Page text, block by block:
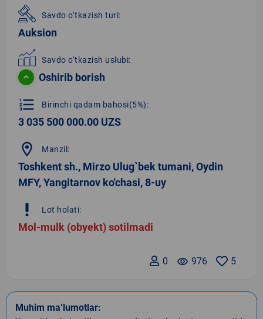
Savdo o‘tkazish turi:
Auksion
Savdo o‘tkazish uslubi:
Oshirib borish
format_list_numbered Birinchi qadam bahosi(5%):
3 035 500 000.00 UZS
location_on Manzil:
Toshkent sh., Mirzo Ulug`bek tumani, Oydin
MFY, Yangitarnov ko'chasi, 8-uy
priority_high Lot holati:
Mol-mulk (obyekt) sotilmadi
5
remove_red_eye 976
0
Muhim ma’lumotlar: